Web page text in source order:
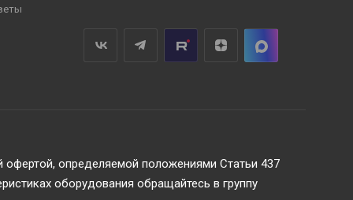
офертой, определяемой положениями Статьи 437
оборудования обращайтесь в группу